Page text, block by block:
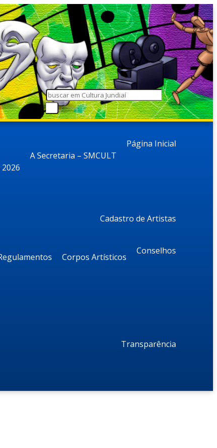
Página Inicial
A Secretaria – SMCULT
Cadastro de Artistas
Conselhos
Corpos Artísticos
Transparência